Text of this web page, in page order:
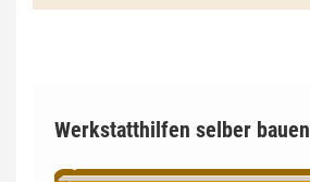
Werkstatthilfen selber bauen